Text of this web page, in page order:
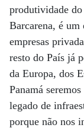
produtividade
Barcarena, é
empresas
resto do País já
da Europa, dos
Panamá
legado de
porque não nos